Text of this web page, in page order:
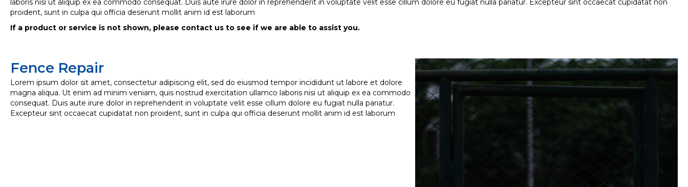
laboris nisi ut aliquip ex ea commodo consequat. Duis aute irure dolor in reprehenderit in voluptate velit esse cillum dolore eu fugiat nulla pariatur. Excepteur sint occaecat cupidatat non
proident, sunt in culpa qui officia deserunt mollit anim id est laborum
If a product or service is not shown, please contact us to see if we are able to assist you.
Fence Repair
Lorem ipsum dolor sit amet, consectetur adipiscing elit, sed do eiusmod tempor incididunt ut labore et dolore
magna aliqua. Ut enim ad minim veniam, quis nostrud exercitation ullamco laboris nisi ut aliquip ex ea commodo
consequat. Duis aute irure dolor in reprehenderit in voluptate velit esse cillum dolore eu fugiat nulla pariatur.
Excepteur sint occaecat cupidatat non proident, sunt in culpa qui officia deserunt mollit anim id est laborum